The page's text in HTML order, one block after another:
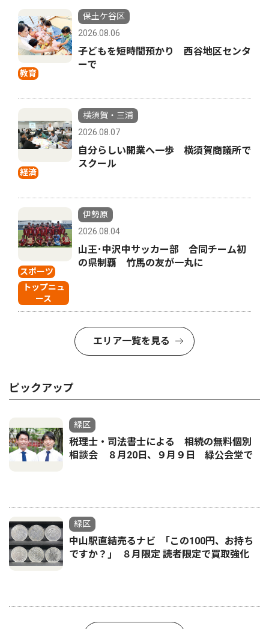
教育
保土ケ谷区
2026.08.06
子どもを短時間預かり 西谷地区センタ
ーで
経済
横須賀・三浦
2026.08.07
自分らしい開業へ一歩 横須賀商議所で
スクール
スポーツ
トップニュ
ース
伊勢原
2026.08.04
山王･中沢中サッカー部 合同チーム初
の県制覇 竹馬の友が一丸に
エリア一覧を見る
ピックアップ
緑区
税理士・司法書士による 相続の無料個別
相談会 ８月20日、９月９日 緑公会堂で
緑区
中山駅直結売るナビ ｢この100円、お持ち
ですか？｣ ８月限定 読者限定で買取強化